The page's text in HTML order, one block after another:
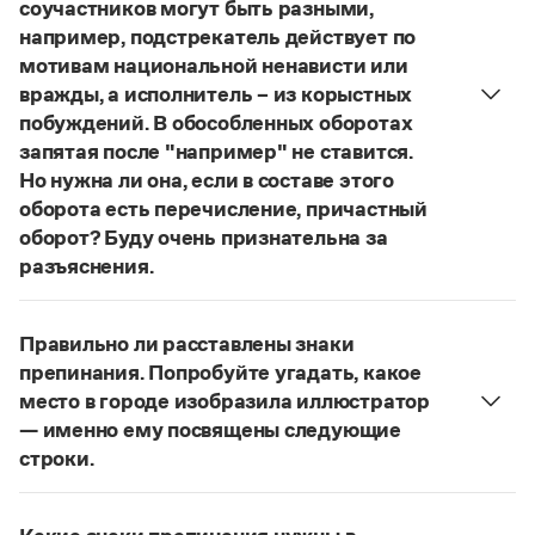
Словари русского языка как государственного
Справочники
Правила русской орфографии и пунктуации
Русский язык. Краткий теоретический курс
для школьников
Письмовник
Справочник по пунктуации
Словарь-справочник трудностей
Справочник по фразеологии
Словарь-справочник непростые слова
Все справочники портала
Журнал
Управление в русском языке
Словарь русских имён
Словарь методических терминов
Правила русской орфографии и пунктуации
(1956)
соучастников могут быть разными,
например, подстрекатель действует по
мотивам национальной ненависти или
вражды, а исполнитель – из корыстных
побуждений. В обособленных оборотах
запятая после "например" не ставится.
Но нужна ли она, если в составе этого
оборота есть перечисление, причастный
оборот? Буду очень признательна за
разъяснения.
В § 94«Правил русской орфографии и пунктуации»
слова и сочетания слов, стоящие на границе
частей сложного предложения и относящиеся к
следующему за ними предложению,
не отделяются от него запятой:Послышался
резкий стук, должно быть сорвалась ставня
По этому правилу запятая посленапример
не нужна:Мотивы совершения преступления у
Правильно ли расставлены знаки
препинания. Попробуйте угадать, какое
место в городе изобразила иллюстратор
— именно ему посвящены следующие
строки.
Нужно закрыть запятой придаточную часть: